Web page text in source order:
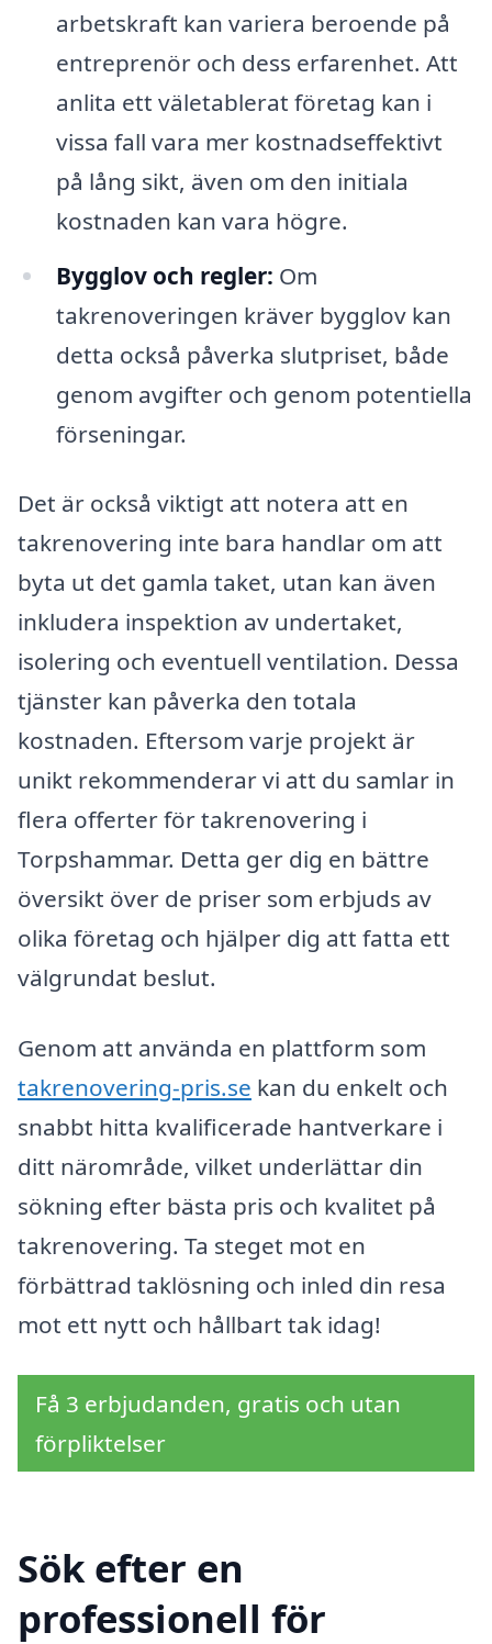
arbetskraft kan variera beroende på
entreprenör och dess erfarenhet. Att
anlita ett väletablerat företag kan i
vissa fall vara mer kostnadseffektivt
på lång sikt, även om den initiala
kostnaden kan vara högre.
Bygglov och regler: Om
takrenoveringen kräver bygglov kan
detta också påverka slutpriset, både
genom avgifter och genom potentiella
förseningar.
Det är också viktigt att notera att en
takrenovering inte bara handlar om att
byta ut det gamla taket, utan kan även
inkludera inspektion av undertaket,
isolering och eventuell ventilation. Dessa
tjänster kan påverka den totala
kostnaden. Eftersom varje projekt är
unikt rekommenderar vi att du samlar in
flera offerter för takrenovering i
Torpshammar. Detta ger dig en bättre
översikt över de priser som erbjuds av
olika företag och hjälper dig att fatta ett
välgrundat beslut.
Genom att använda en plattform som
takrenovering-pris.se kan du enkelt och
snabbt hitta kvalificerade hantverkare i
ditt närområde, vilket underlättar din
sökning efter bästa pris och kvalitet på
takrenovering. Ta steget mot en
förbättrad taklösning och inled din resa
mot ett nytt och hållbart tak idag!
Få 3 erbjudanden, gratis och utan
förpliktelser
Sök efter en
professionell för